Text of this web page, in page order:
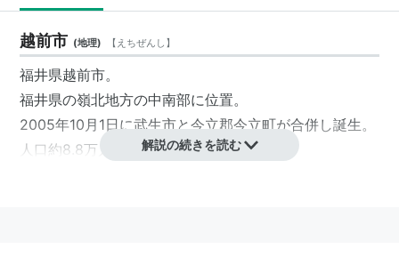
越前市 (地理) 【 えちぜんし 】
福井県越前市。
福井県の嶺北地方の中南部に位置。
2005年10月1日に武生市と今立郡今立町が合併し誕生。
人口約8.8万人。
解説の続きを読む